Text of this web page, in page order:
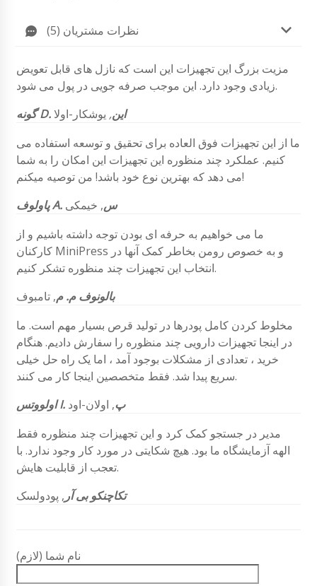
نظرات مشتریان (5)
مزیت بزرگ این تجهیزات این است که نازل های قابل تعویض
زیادی وجود دارد. این موجب صرفه جویی در پول می شود.
گونه D. این, یوشکار-اولا
ما از این تجهیزات فوق العاده برای تحقیق و توسعه استفاده می
کنیم. عملکرد چند منظوره این تجهیزات این امکان را به شما
می دهد که بهترین نوع خود باشد! من توصیه میکنم!
پاولوف A. س, خیمکی
ما می خواهیم به حرفه ای بودن توجه داشته باشیم و از
کارکنان MiniPress و به خصوص رومن بخاطر کمک آنها در
انتخاب این تجهیزات چند منظوره تشکر کنیم.
بالونوف م. م, تامبوف
مخلوط کردن کامل پودرها در تولید قرص بسیار مهم است. ما
در اینجا تجهیزات دارویی چند منظوره را سفارش دادیم. هنگام
خرید ، تعدادی از مشکلات بوجود آمد ، اما یک راه حل خیلی
سریع پیدا شد. فقط متخصصین اینجا کار می کنند.
اولووتس I. پ, اولان-اود
مدیر در جستجو کمک کرد و این تجهیزات چند منظوره فقط
الهه آزمایشگاه ما بود. هیچ شکایتی در مورد کار وجود ندارد. با
تعجب از قابلیت هایش.
تکاچنکو بی آر, پودولسک
نام شما (لازم)